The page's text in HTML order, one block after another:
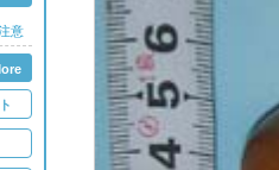
意